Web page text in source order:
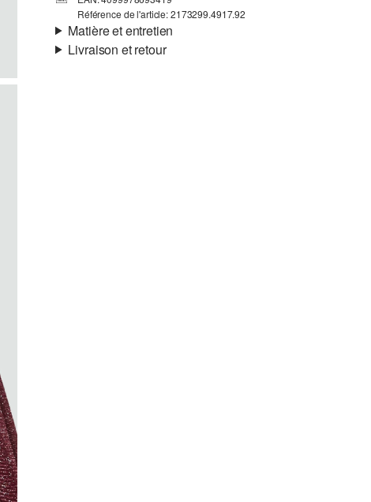
Référence de l'article: 2173299.4917.92
Matière et entretien
Livraison et retour